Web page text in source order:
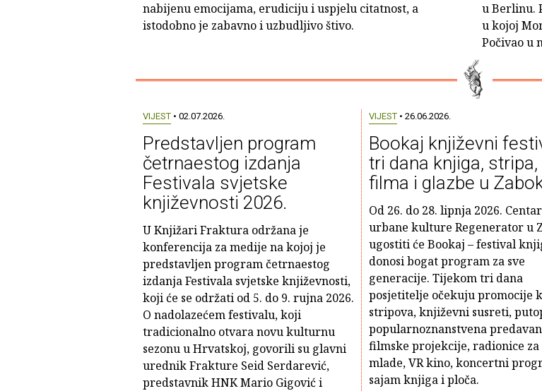
nabijenu emocijama, erudiciju i uspjelu citatnost, a
istodobno je zabavno i uzbudljivo štivo.
u Berlinu.
u kojoj
Počivao u
VIJEST• 02.07.2026.
Predstavljen program
četrnaestog izdanja
Festivala svjetske
književnosti 2026.
U Knjižari Fraktura održana je
konferencija za medije na kojoj je
predstavljen program četrnaestog
izdanja Festivala svjetske književnosti,
koji će se održati od 5. do 9. rujna 2026.
O nadolazećem festivalu, koji
tradicionalno otvara novu kulturnu
sezonu u Hrvatskoj, govorili su glavni
urednik Frakture Seid Serdarević,
predstavnik HNK Mario Gigović i
VIJEST• 26.06.2026.
Bookaj književni
tri dana knjiga, stripa,
filma i glazbe u
Od 26. do 28. lipnja 2026. Centar
urbane kulture Regenerator u
ugostiti će Bookaj – festival
donosi bogat program za sve
generacije. Tijekom tri dana
posjetitelje očekuju promocije
stripova, književni susreti,
popularnoznanstvena
filmske projekcije, radionice za
mlade, VR kino, koncertni
sajam knjiga i ploča.